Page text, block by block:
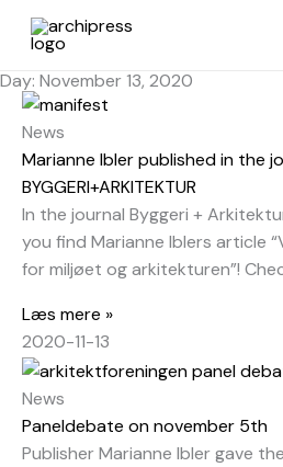
Skip
Day: November 13, 2020
News
Marianne Ibler published in the
BYGGERI+ARKITEKTUR
In the journal Byggeri +
you find Marianne Iblers article
for miljøet og arkitekturen”!
Læs mere »
2020-11-13
News
Paneldebate on november 5th
Publisher Marianne Ibler gave